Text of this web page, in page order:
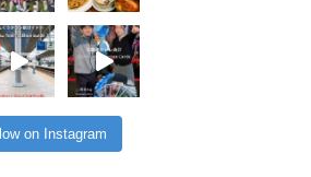
on Instagram